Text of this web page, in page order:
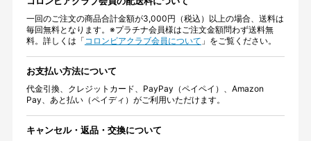
一回のご注文の商品合計金額が3,000円（税込）以上の場合、送料は
毎回無料となります。※プラチナ会員様はご注文金額問わず送料無
料。詳しくは「 コロンビアクラブ会員について 」をご覧ください。
お支払い方法について
代金引換、クレジットカード、PayPay（ペイペイ）、Amazon
Pay、あと払い（ペイディ）がご利用いただけます。
キャンセル・返品・交換について